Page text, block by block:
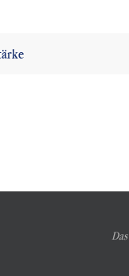
Das